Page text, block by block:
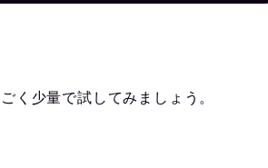
く少量で試してみましょう。